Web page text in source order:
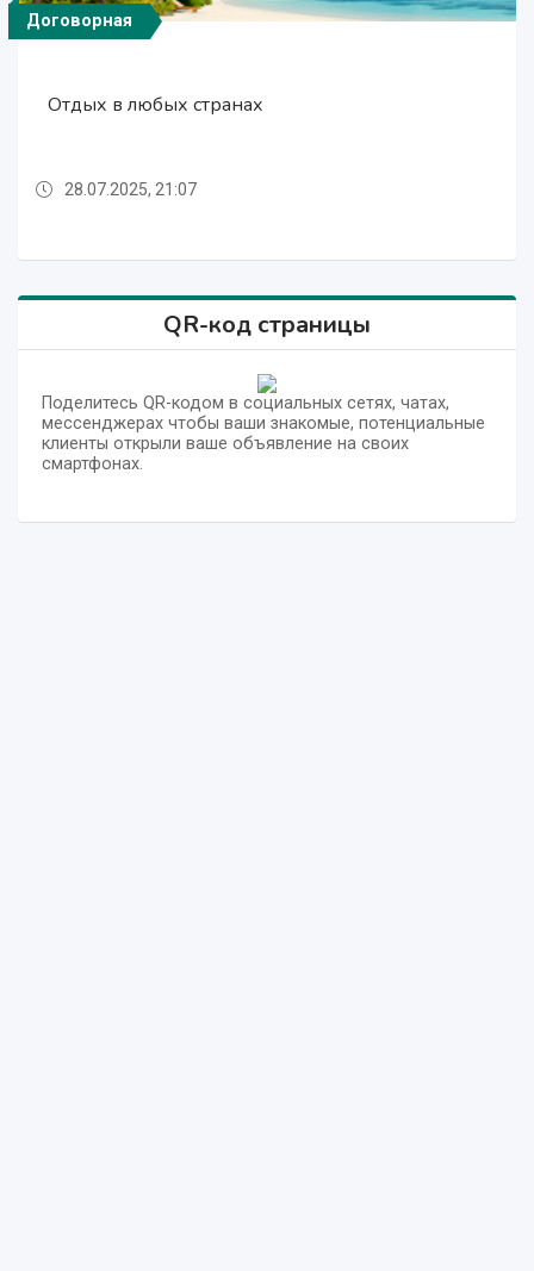
Договорная
Авиабилеты по Всему Миру!
Договорная
Договорная
Авиабилеты по Всему Миру!
Договорная
Отдых в любых странах
28.07.2025, 21:07
QR-код страницы
Поделитесь QR-кодом в социальных сетях, чатах,
мессенджерах чтобы ваши знакомые, потенциальные
клиенты открыли ваше объявление на своих
смартфонах.